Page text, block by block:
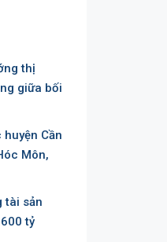
thị
giữa bối
Cần
Môn,
tài sản
tỷ